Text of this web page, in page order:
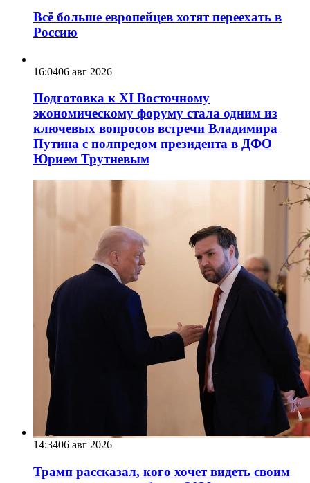
Всё больше европейцев хотят переехать в
Россию
16:0406 авг 2026
Подготовка к XI Восточному
экономическому форуму стала одним из
ключевых вопросов встречи Владимира
Путина с полпредом президента в ДФО
Юрием Трутневым
14:3406 авг 2026
Трамп рассказал, кого хочет видеть своим